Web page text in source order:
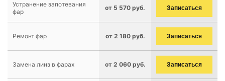
Устранение запотевания
фар
от 5 570 руб. Записаться
Ремонт фар от 2 180 руб. Записаться
Замена линз в фарах от 2 060 руб. Записаться